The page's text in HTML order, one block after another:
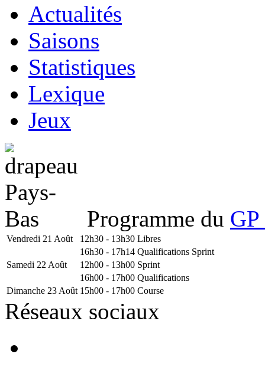
Actualités
Saisons
Statistiques
Lexique
Jeux
Programme du
Vendredi 21 Août 12h30 - 13h30 Libres
16h30 - 17h14 Qualifications Sprint
Samedi 22 Août
12h00 - 13h00 Sprint
16h00 - 17h00 Qualifications
Dimanche 23 Août 15h00 - 17h00 Course
Réseaux sociaux